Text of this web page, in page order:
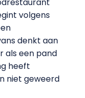
volgens
denkt aan
als een pand
heeft
niet geweerd